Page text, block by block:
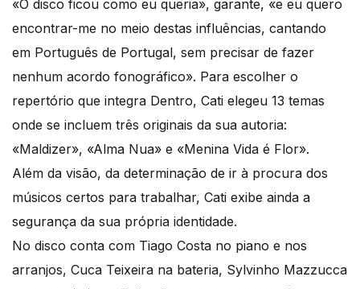
«O disco ficou como eu queria», garante, «e eu quero
encontrar-me no meio destas influências, cantando
em Português de Portugal, sem precisar de fazer
nenhum acordo fonográfico». Para escolher o
repertório que integra Dentro, Cati elegeu 13 temas
onde se incluem três originais da sua autoria:
«Maldizer», «Alma Nua» e «Menina Vida é Flor».
Além da visão, da determinação de ir à procura dos
músicos certos para trabalhar, Cati exibe ainda a
segurança da sua própria identidade.
No disco conta com Tiago Costa no piano e nos
arranjos, Cuca Teixeira na bateria, Sylvinho Mazzucca